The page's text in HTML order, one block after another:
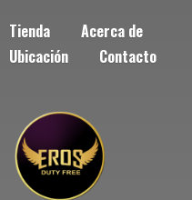
Tienda
Acerca de
Ubicación
Contacto